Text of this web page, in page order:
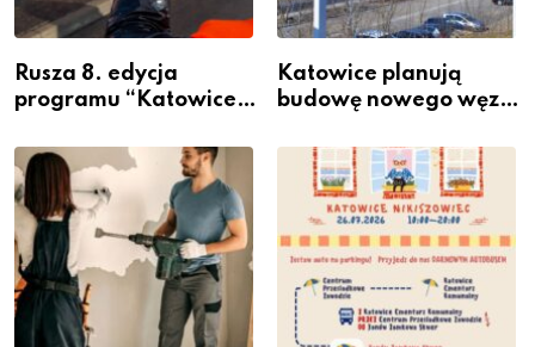
Rusza 8. edycja
programu “Katowice
– nabór dla
przedsiębiorców
Katowice planują
budowę nowego węzła
Podlesiu